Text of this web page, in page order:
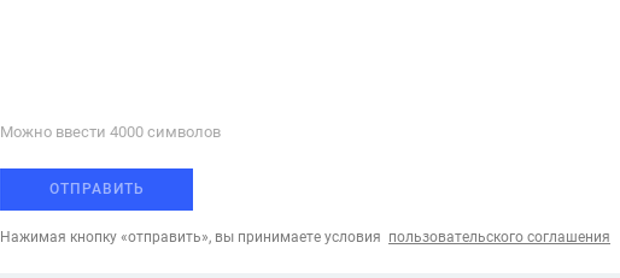
Можно ввести 4000 cимволов
ОТПРАВИТЬ
Нажимая кнопку «отправить», вы принимаете условия пользовательского соглашения